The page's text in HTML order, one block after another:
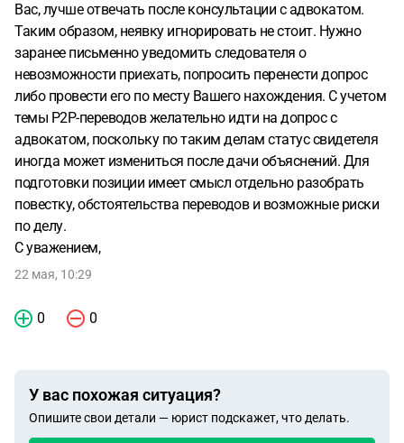
Вас, лучше отвечать после консультации с адвокатом.
Таким образом, неявку игнорировать не стоит. Нужно
заранее письменно уведомить следователя о
невозможности приехать, попросить перенести допрос
либо провести его по месту Вашего нахождения. С учетом
темы P2P-переводов желательно идти на допрос с
адвокатом, поскольку по таким делам статус свидетеля
иногда может измениться после дачи объяснений. Для
подготовки позиции имеет смысл отдельно разобрать
повестку, обстоятельства переводов и возможные риски
по делу.
С уважением,
22 мая, 10:29
0 0
У вас похожая ситуация?
Опишите свои детали — юрист подскажет, что делать.